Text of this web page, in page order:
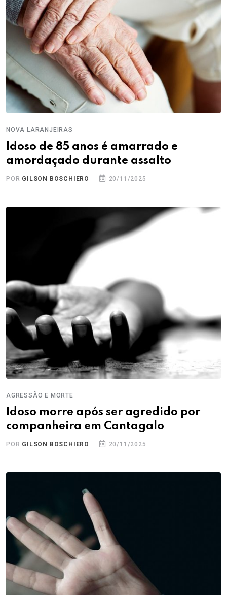
NOVA LARANJEIRAS
Idoso de 85 anos é amarrado e
amordaçado durante assalto
POR GILSON BOSCHIERO 20/11/2025
AGRESSÃO E MORTE
Idoso morre após ser agredido por
companheira em Cantagalo
POR GILSON BOSCHIERO 20/11/2025